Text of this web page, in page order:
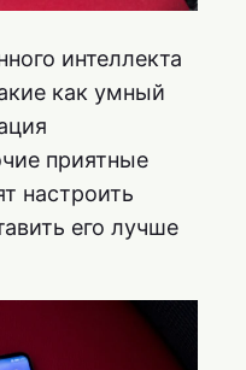
интеллекта
как умный
приятные
настроить
его лучше